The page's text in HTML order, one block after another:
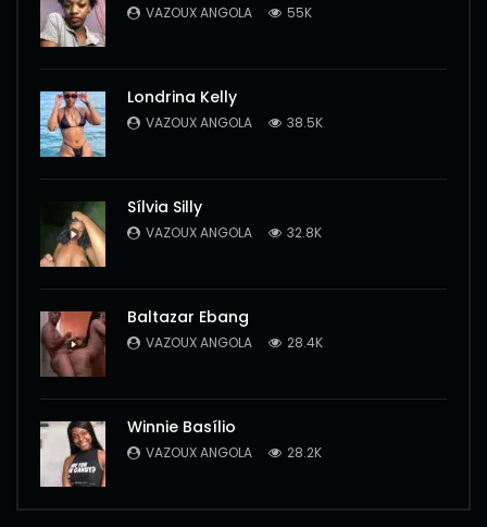
VAZOUX ANGOLA 55K
Londrina Kelly
VAZOUX ANGOLA 38.5K
Sílvia Silly
VAZOUX ANGOLA 32.8K
Baltazar Ebang
VAZOUX ANGOLA 28.4K
Winnie Basílio
VAZOUX ANGOLA 28.2K